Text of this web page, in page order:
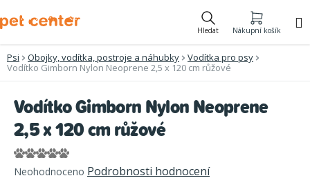
na
Hledat Nákupní košík
Psi Obojky, vodítka, postroje a náhubky
Vodítka pro psy
Vodítko Gimborn Nylon Neoprene 2,5 x 120 cm růžové
Vodítko Gimborn Nylon Neoprene
2,5 x 120 cm růžové
Průměrné
hodnocení
Neohodnoceno Podrobnosti hodnocení